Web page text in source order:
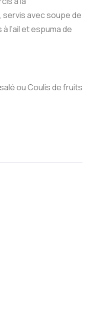
servis avec soupe de
l’ail et espuma de
ou Coulis de fruits